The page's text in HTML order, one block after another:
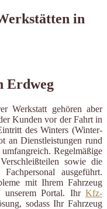
in
Erdweg
Werkstatt gehören aber
Kunden vor der Fahrt in
des Winters (Winter-
an Dienstleistungen rund
Regelmäßige
sowie die
ausgeführt.
mit Ihrem Fahrzeug
unserem Portal. Ihr Kfz-
sodass Ihr Fahrzeug